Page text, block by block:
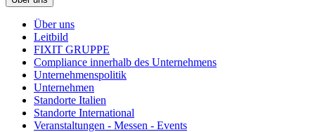
Über uns
Leitbild
FIXIT GRUPPE
Compliance innerhalb des Unternehmens
Unternehmenspolitik
Unternehmen
Standorte Italien
Standorte International
Veranstaltungen - Messen - Events